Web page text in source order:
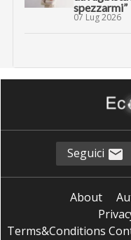
spezzarmi”
07 Lug 2026
Seguici
About
Terms&Conditions